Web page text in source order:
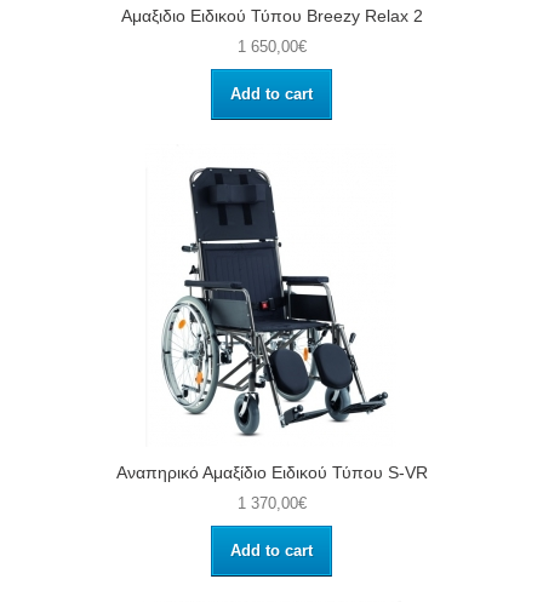
Αμαξιδιο Ειδικού Τύπου Breezy Relax 2
1 650,00€
Add to cart
Αναπηρικό Αμαξίδιο Ειδικού Τύπου S-VR
1 370,00€
Add to cart